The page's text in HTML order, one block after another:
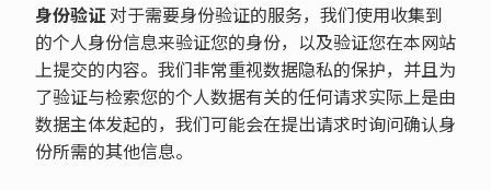
身份验证对于需要身份验证的服务，我们使用收集到
的个人身份信息来验证您的身份，以及验证您在本网站
上提交的内容。我们非常重视数据隐私的保护，并且为
了验证与检索您的个人数据有关的任何请求实际上是由
数据主体发起的，我们可能会在提出请求时询问确认身
份所需的其他信息。